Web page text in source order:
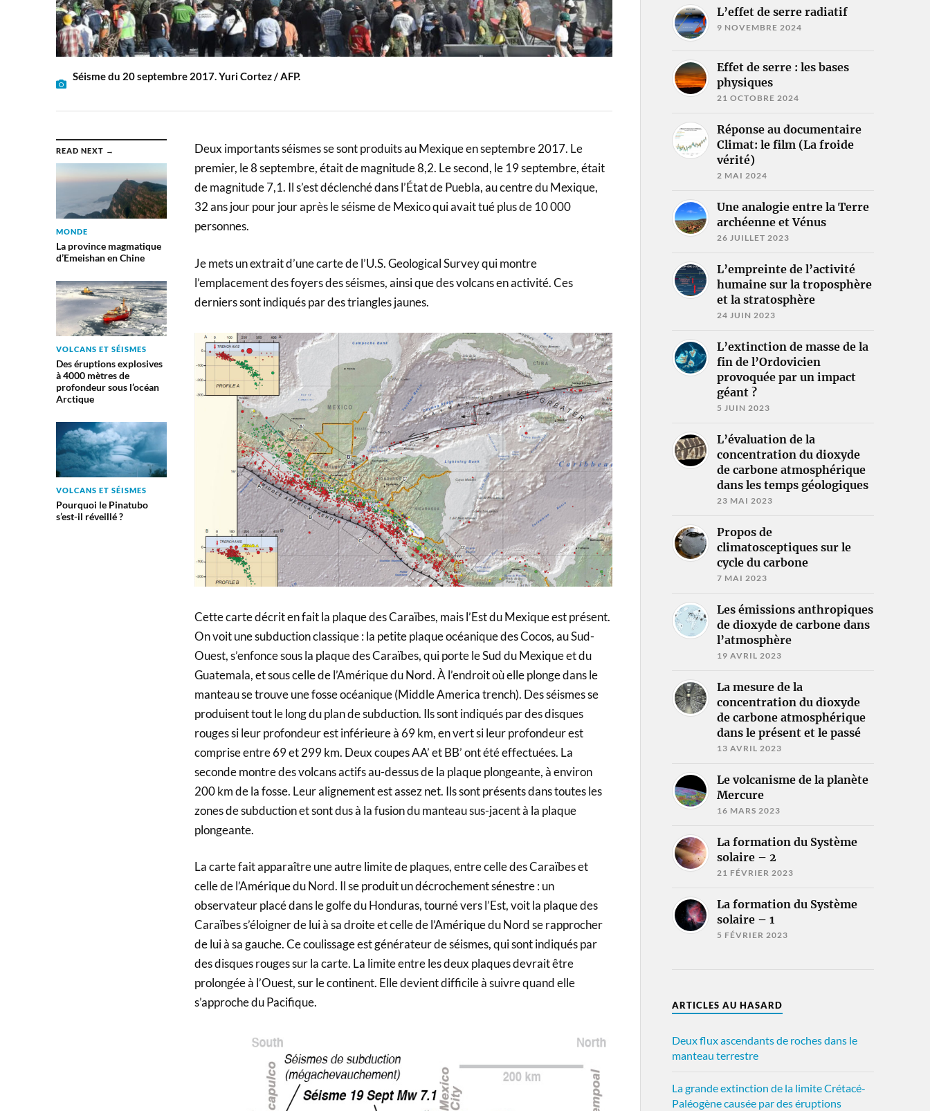
Séisme du 20 septembre 2017. Yuri Cortez / AFP.
READ NEXT →
MONDE
La province magmatique
d’Emeishan en Chine
VOLCANS ET SÉISMES
Des éruptions explosives
à 4000 mètres de
profondeur sous l’océan
Arctique
VOLCANS ET SÉISMES
Pourquoi le Pinatubo
s’est-il réveillé ?
Deux importants séismes se sont produits au Mexique en septembre 2017. Le
premier, le 8 septembre, était de magnitude 8,2. Le second, le 19 septembre, était
de magnitude 7,1. Il s’est déclenché dans l’État de Puebla, au centre du Mexique,
32 ans jour pour jour après le séisme de Mexico qui avait tué plus de 10 000
personnes.
Je mets un extrait d’une carte de l’U.S. Geological Survey qui montre
l’emplacement des foyers des séismes, ainsi que des volcans en activité. Ces
derniers sont indiqués par des triangles jaunes.
Cette carte décrit en fait la plaque des Caraïbes, mais l’Est du Mexique est présent.
On voit une subduction classique : la petite plaque océanique des Cocos, au Sud-
Ouest, s’enfonce sous la plaque des Caraïbes, qui porte le Sud du Mexique et du
Guatemala, et sous celle de l’Amérique du Nord. À l’endroit où elle plonge dans le
manteau se trouve une fosse océanique (Middle America trench). Des séismes se
produisent tout le long du plan de subduction. Ils sont indiqués par des disques
rouges si leur profondeur est inférieure à 69 km, en vert si leur profondeur est
comprise entre 69 et 299 km. Deux coupes AA’ et BB’ ont été effectuées. La
seconde montre des volcans actifs au-dessus de la plaque plongeante, à environ
200 km de la fosse. Leur alignement est assez net. Ils sont présents dans toutes les
zones de subduction et sont dus à la fusion du manteau sus-jacent à la plaque
plongeante.
La carte fait apparaître une autre limite de plaques, entre celle des Caraïbes et
celle de l’Amérique du Nord. Il se produit un décrochement sénestre : un
observateur placé dans le golfe du Honduras, tourné vers l’Est, voit la plaque des
Caraïbes s’éloigner de lui à sa droite et celle de l’Amérique du Nord se rapprocher
de lui à sa gauche. Ce coulissage est générateur de séismes, qui sont indiqués par
des disques rouges sur la carte. La limite entre les deux plaques devrait être
prolongée à l’Ouest, sur le continent. Elle devient difficile à suivre quand elle
s’approche du Pacifique.
L’effet de serre radiatif
9 NOVEMBRE 2024
Effet de serre : les bases
physiques
21 OCTOBRE 2024
Réponse au documentaire
Climat: le film (La froide
vérité)
2 MAI 2024
Une analogie entre la Terre
archéenne et Vénus
26 JUILLET 2023
L’empreinte de l’activité
humaine sur la troposphère
et la stratosphère
24 JUIN 2023
L’extinction de masse de la
fin de l’Ordovicien
provoquée par un impact
géant ?
5 JUIN 2023
L’évaluation de la
concentration du dioxyde
de carbone atmosphérique
dans les temps géologiques
23 MAI 2023
Propos de
climatosceptiques sur le
cycle du carbone
7 MAI 2023
Les émissions anthropiques
de dioxyde de carbone dans
l’atmosphère
19 AVRIL 2023
La mesure de la
concentration du dioxyde
de carbone atmosphérique
dans le présent et le passé
13 AVRIL 2023
Le volcanisme de la planète
Mercure
16 MARS 2023
La formation du Système
solaire – 2
21 FÉVRIER 2023
La formation du Système
solaire – 1
5 FÉVRIER 2023
ARTICLES AU HASARD
Deux flux ascendants de roches dans le
manteau terrestre
La grande extinction de la limite Crétacé-
Paléogène causée par des éruptions